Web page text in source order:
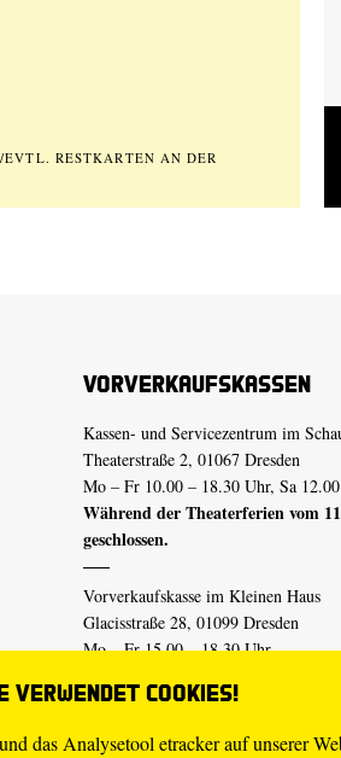
verwendet Cookies!
das Analysetool etracker auf unserer
EVTL. RESTKARTEN AN DER
Vorverkaufskassen
Kassen- und Servicezentrum im
Theaterstraße 2, 01067 Dresden
Mo – Fr 10.00 – 18.30 Uhr, Sa
Während der Theaterferien vom
geschlossen.
Vorverkaufskasse im Kleinen Haus
Glacisstraße 28, 01099 Dresden
Mo – Fr 15.00 – 18.30 Uhr
geschlossen.